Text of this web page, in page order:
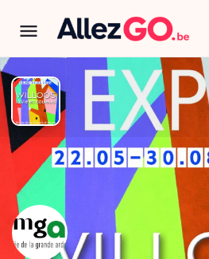
Expo : Willoos, la
couleurs
TÉLÉPHONE